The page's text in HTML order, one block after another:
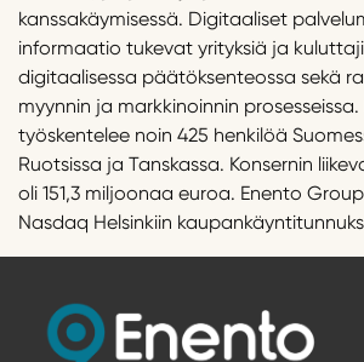
kanssakäymisessä. Digitaaliset
informaatio tukevat yrityksiä ja
digitaalisessa päätöksenteossa sekä
myynnin ja markkinoinnin
työskentelee noin 425 henkilöä
Ruotsissa ja Tanskassa. Konsernin
oli 151,3 miljoonaa euroa. Enento
Nasdaq Helsinkiin